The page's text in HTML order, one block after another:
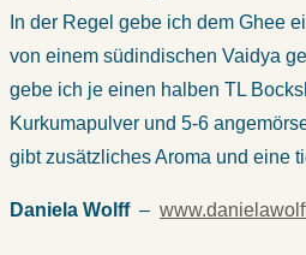
In der Regel gebe ich dem Ghee
von einem südindischen Vaidya
gebe ich je einen halben TL
Kurkumapulver und 5-6
gibt zusätzliches Aroma und eine
Daniela Wolff–